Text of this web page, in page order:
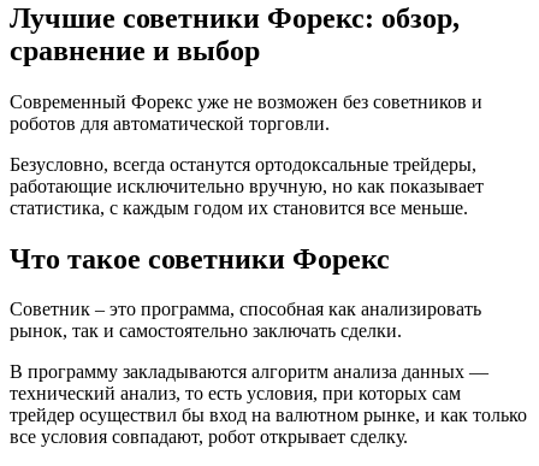
Лучшие советники Форекс: обзор,
сравнение и выбор
Современный Форекс уже не возможен без советников и
роботов для автоматической торговли.
Безусловно, всегда останутся ортодоксальные трейдеры,
работающие исключительно вручную, но как показывает
статистика, с каждым годом их становится все меньше.
Что такое советники Форекс
Советник – это программа, способная как анализировать
рынок, так и самостоятельно заключать сделки.
В программу закладываются алгоритм анализа данных —
технический анализ, то есть условия, при которых сам
трейдер осуществил бы вход на валютном рынке, и как только
все условия совпадают, робот открывает сделку.